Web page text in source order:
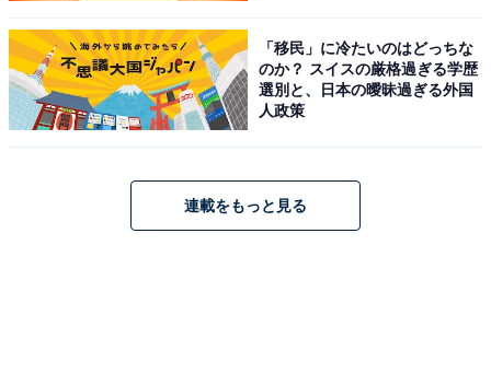
「移民」に冷たいのはどっちな
のか？ スイスの厳格過ぎる学歴
選別と、日本の曖昧過ぎる外国
人政策
連載をもっと見る